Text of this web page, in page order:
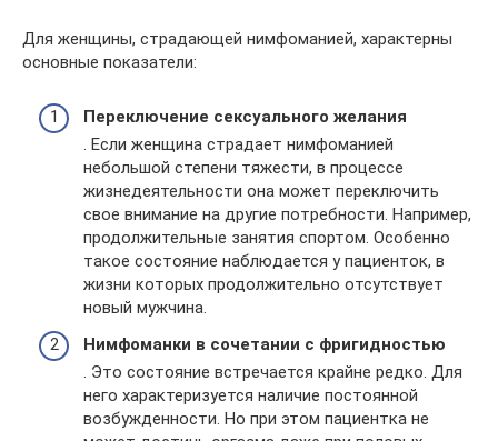
Для женщины, страдающей нимфоманией, характерны
основные показатели:
Переключение сексуального желания
. Если женщина страдает нимфоманией
небольшой степени тяжести, в процессе
жизнедеятельности она может переключить
свое внимание на другие потребности. Например,
продолжительные занятия спортом. Особенно
такое состояние наблюдается у пациенток, в
жизни которых продолжительно отсутствует
новый мужчина.
Нимфоманки в сочетании с фригидностью
. Это состояние встречается крайне редко. Для
него характеризуется наличие постоянной
возбужденности. Но при этом пациентка не